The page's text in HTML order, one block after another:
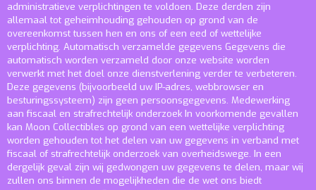
administratieve verplichtingen te voldoen. Deze derden zijn
allemaal tot geheimhouding gehouden op grond van de
overeenkomst tussen hen en ons of een eed of wettelijke
verplichting. Automatisch verzamelde gegevens Gegevens die
automatisch worden verzameld door onze website worden
verwerkt met het doel onze dienstverlening verder te verbeteren.
Deze gegevens (bijvoorbeeld uw IP-adres, webbrowser en
besturingssysteem) zijn geen persoonsgegevens. Medewerking
aan fiscaal en strafrechtelijk onderzoek In voorkomende gevallen
kan Moon Collectibles op grond van een wettelijke verplichting
worden gehouden tot het delen van uw gegevens in verband met
fiscaal of strafrechtelijk onderzoek van overheidswege. In een
dergelijk geval zijn wij gedwongen uw gegevens te delen, maar wij
zullen ons binnen de mogelijkheden die de wet ons biedt